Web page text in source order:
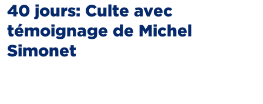
40 jours: Culte avec
témoignage de Michel
Simonet